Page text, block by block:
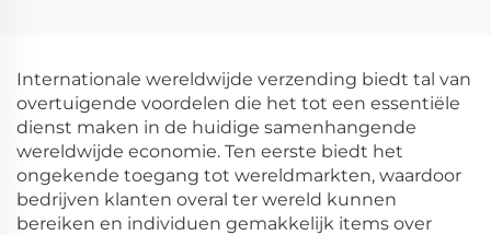
logistiekservices
Internationale wereldwijde verzending biedt tal van
overtuigende voordelen die het tot een essentiële
dienst maken in de huidige samenhangende
wereldwijde economie. Ten eerste biedt het
ongekende toegang tot wereldmarkten, waardoor
bedrijven klanten overal ter wereld kunnen
bereiken en individuen gemakkelijk items over